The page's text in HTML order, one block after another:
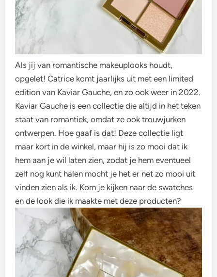
Als jij van romantische makeuplooks houdt,
opgelet! Catrice komt jaarlijks uit met een limited
edition van Kaviar Gauche, en zo ook weer in 2022.
Kaviar Gauche is een collectie die altijd in het teken
staat van romantiek, omdat ze ook trouwjurken
ontwerpen. Hoe gaaf is dat! Deze collectie ligt
maar kort in de winkel, maar hij is zo mooi dat ik
hem aan je wil laten zien, zodat je hem eventueel
zelf nog kunt halen mocht je het er net zo mooi uit
vinden zien als ik. Kom je kijken naar de swatches
en de look die ik maakte met deze producten?